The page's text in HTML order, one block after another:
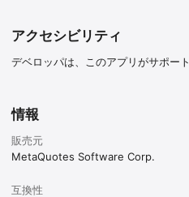
アクセシビリティ
デベロッパは、このアプリがサポー
情報
販売元
MetaQuotes Software Corp.
互換性